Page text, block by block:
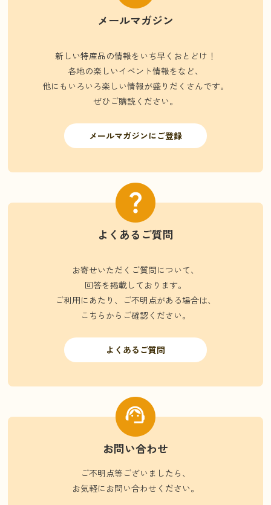
メールマガジン
新しい特産品の情報をいち早くおとどけ！
各地の楽しいイベント情報をなど、
他にもいろいろ楽しい情報が盛りだくさんです。
ぜひご購読ください。
メールマガジンにご登録
よくあるご質問
お寄せいただくご質問について、
回答を掲載しております。
ご利用にあたり、ご不明点がある場合は、
こちらからご確認ください。
よくあるご質問
お問い合わせ
ご不明点等ございましたら、
お気軽にお問い合わせください。